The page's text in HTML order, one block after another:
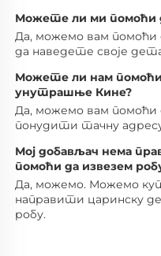
Можете ли ми помоћи
Да, можемо вам
да наведете своје
Можете ли нам
унутрашње Кине?
Да, можемо вам
понудити тачну адресу
Мој добављач нема
помоћи да извезем
Да, можемо. Можемо
направити царинску
робу.